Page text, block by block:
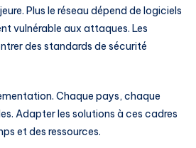
Plus le réseau dépend de logiciels
vulnérable aux attaques. Les
des standards de sécurité
Chaque pays, chaque
Adapter les solutions à ces cadres
et des ressources.